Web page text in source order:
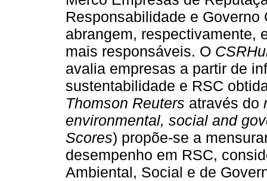
Responsabilidade e Governo
abrangem, respectivamente,
mais responsáveis. O
avalia empresas a partir de
sustentabilidade e RSC
Thomson Reuters através do
environmental, social and
Scores) propõe-se a
desempenho em RSC,
Ambiental, Social e de